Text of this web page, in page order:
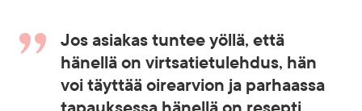
Jos asiakas tuntee yöllä, että
hänellä on virtsatietulehdus, hän
voi täyttää oirearvion ja parhaassa